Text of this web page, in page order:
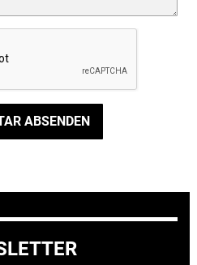
ABSENDEN